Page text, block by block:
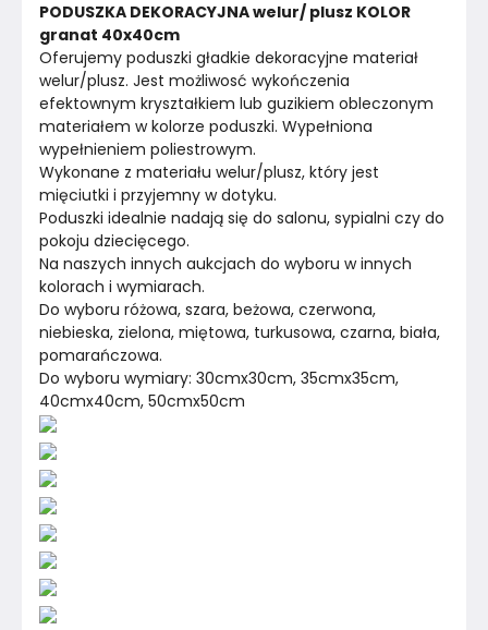
Kolor
Marka Inna|Szczerbuś
Montaż
PODUSZKA DEKORACYJNA welur/ plusz KOLOR
granat 40x40cm
Oferujemy poduszki gładkie dekoracyjne materiał
welur/plusz. Jest możliwosć wykończenia
efektownym kryształkiem lub guzikiem obleczonym
materiałem w kolorze poduszki. Wypełniona
wypełnieniem poliestrowym.
Wykonane z materiału welur/plusz, który jest
mięciutki i przyjemny w dotyku.
Poduszki idealnie nadają się do salonu, sypialni czy do
pokoju dziecięcego.
Na naszych innych aukcjach do wyboru w innych
kolorach i wymiarach.
Do wyboru różowa, szara, beżowa, czerwona,
niebieska, zielona, miętowa, turkusowa, czarna, biała,
pomarańczowa.
Do wyboru wymiary: 30cmx30cm, 35cmx35cm,
40cmx40cm, 50cmx50cm